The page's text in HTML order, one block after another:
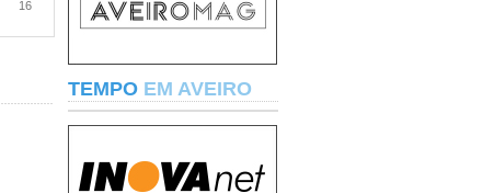
16
TEMPO EM AVEIRO